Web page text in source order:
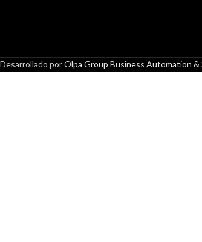
Desarrollado porOlpa Group Business Automation &